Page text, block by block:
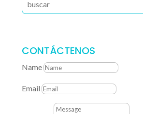
CONTÁCTENOS
Name
Email